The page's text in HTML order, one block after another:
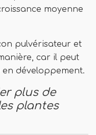
moyenne
pulvérisateur et
car il peut
développement.
plus de
plantes